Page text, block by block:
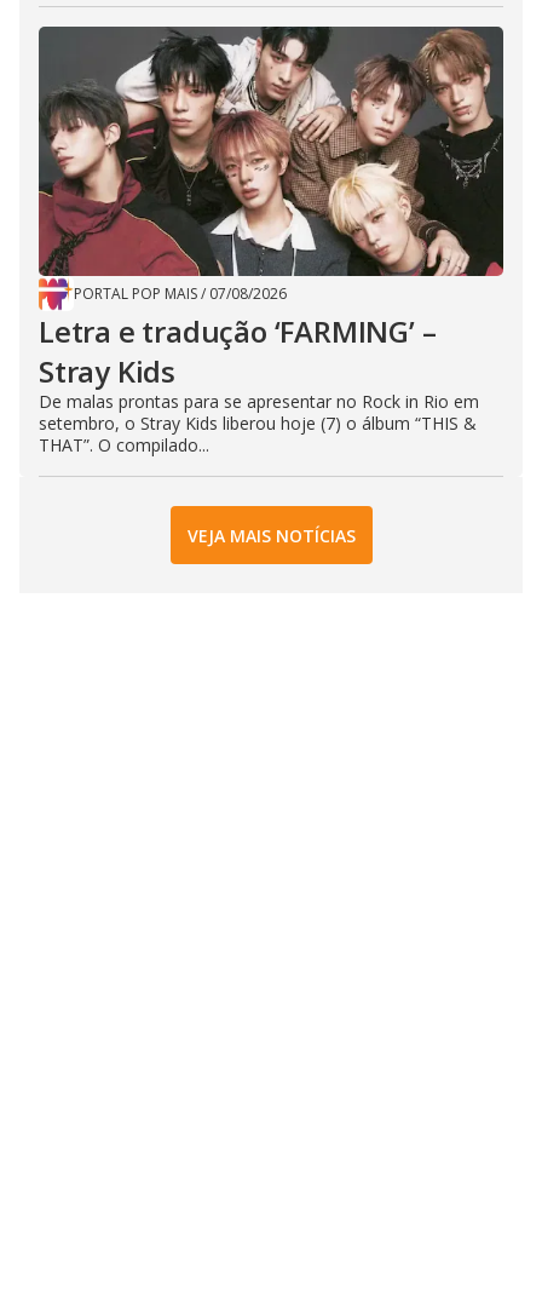
PORTAL POP MAIS/ 07/08/2026
Letra e tradução ‘FARMING’ –
Stray Kids
De malas prontas para se apresentar no Rock in Rio em
setembro, o Stray Kids liberou hoje (7) o álbum “THIS &
THAT”. O compilado...
VEJA MAIS NOTÍCIAS